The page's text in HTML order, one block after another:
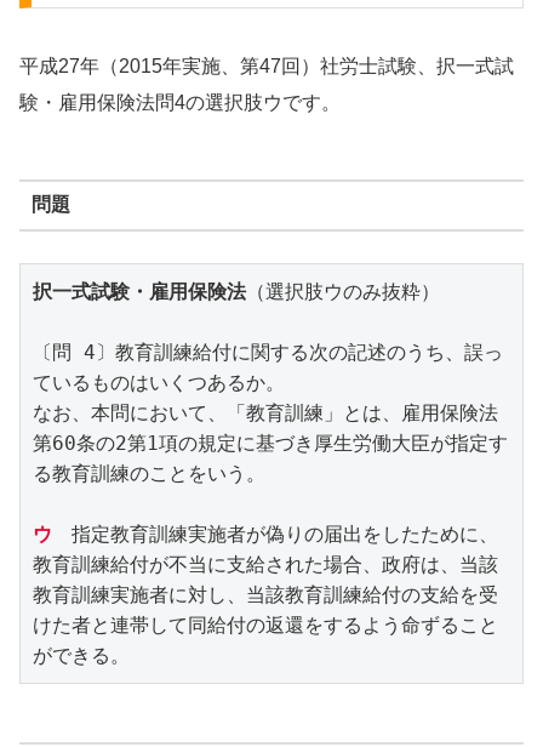
平成27年（2015年実施、第47回）社労士試験、択一式試
験・雇用保険法問4の選択肢ウです。
問題
択一式試験・雇用保険法（選択肢ウのみ抜粋）
〔問 4〕教育訓練給付に関する次の記述のうち、誤っ
ているものはいくつあるか。
なお、本問において、「教育訓練」とは、雇用保険法
第60条の2第1項の規定に基づき厚生労働大臣が指定す
る教育訓練のことをいう。
ウ 指定教育訓練実施者が偽りの届出をしたために、
教育訓練給付が不当に支給された場合、政府は、当該
教育訓練実施者に対し、当該教育訓練給付の支給を受
けた者と連帯して同給付の返還をするよう命ずること
ができる。